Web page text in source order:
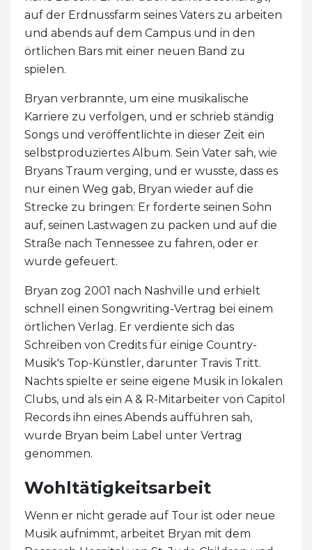
auf der Erdnussfarm seines Vaters zu arbeiten
und abends auf dem Campus und in den
örtlichen Bars mit einer neuen Band zu
spielen.
Bryan verbrannte, um eine musikalische
Karriere zu verfolgen, und er schrieb ständig
Songs und veröffentlichte in dieser Zeit ein
selbstproduziertes Album. Sein Vater sah, wie
Bryans Traum verging, und er wusste, dass es
nur einen Weg gab, Bryan wieder auf die
Strecke zu bringen: Er forderte seinen Sohn
auf, seinen Lastwagen zu packen und auf die
Straße nach Tennessee zu fahren, oder er
wurde gefeuert.
Bryan zog 2001 nach Nashville und erhielt
schnell einen Songwriting-Vertrag bei einem
örtlichen Verlag. Er verdiente sich das
Schreiben von Credits für einige Country-
Musik's Top-Künstler, darunter Travis Tritt.
Nachts spielte er seine eigene Musik in lokalen
Clubs, und als ein A & R-Mitarbeiter von Capitol
Records ihn eines Abends aufführen sah,
wurde Bryan beim Label unter Vertrag
genommen.
Wohltätigkeitsarbeit
Wenn er nicht gerade auf Tour ist oder neue
Musik aufnimmt, arbeitet Bryan mit dem